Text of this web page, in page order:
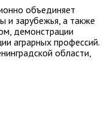
объединяет
и зарубежья, а также
демонстрации
аграрных профессий.
области,